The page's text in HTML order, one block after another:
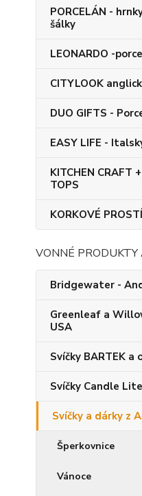
PORCELÁN -
šálky
LEONARDO -
CITYLOOK
DUO GIFTS -
EASY LIFE -
KITCHEN CRAFT
TOPS
KORKOVÉ
VONNÉ PRODUKTY
Bridgewater -
Greenleaf a
USA
Svíčky BARTEK
Svíčky Candle
Svíčky a dárky z
Šperkovnice
Vánoce